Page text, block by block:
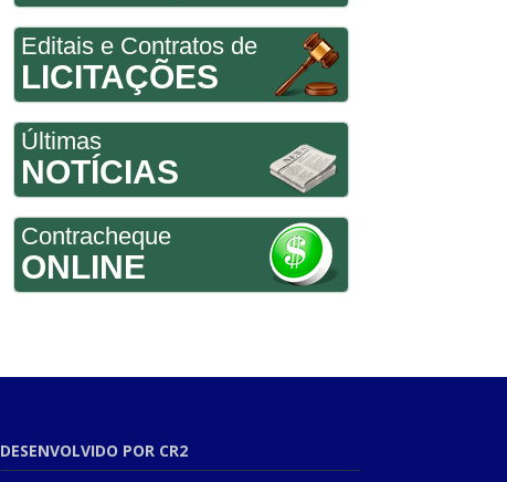
Editais e Contratos de
LICITAÇÕES
Últimas
NOTÍCIAS
Contracheque
ONLINE
DESENVOLVIDO POR CR2